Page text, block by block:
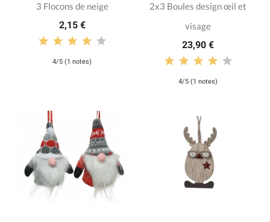
3 Flocons de neige
2,15 €
4/5 (1 notes)
2x3 Boules design œil et
visage
23,90 €
4/5 (1 notes)